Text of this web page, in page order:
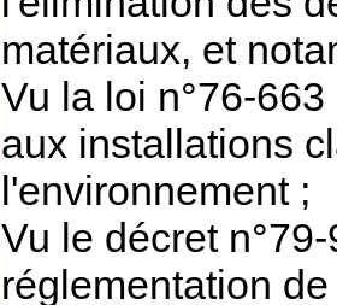
matériaux, et
Vu la loi n°76-
aux installations
l'environnement ;
Vu le décret
réglementation